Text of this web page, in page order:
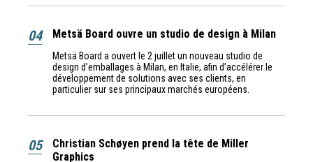
04 Metsä Board ouvre un studio de design à Milan
Metsä Board a ouvert le 2 juillet un nouveau studio de
design d’emballages à Milan, en Italie, afin d’accélérer le
développement de solutions avec ses clients, en
particulier sur ses principaux marchés européens.
05
Christian Schøyen prend la tête de Miller
Graphics